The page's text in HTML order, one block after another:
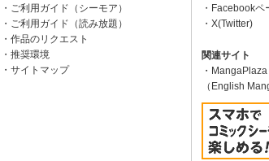
ご利用ガイド（シーモア）
ご利用ガイド（読み放題）
作品のリクエスト
推奨環境
サイトマップ
Facebookペ
X(Twitter)
関連サイト
MangaPlaza
（English